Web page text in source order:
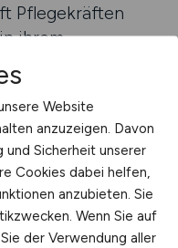
Pflegekräften
ihrem
Der
verschiedenen
gewünschten
und
Filteroptionen
nur relevante
die ihren
Website
anzuzeigen. Davon
Sicherheit unserer
Cookies dabei helfen,
anzubieten. Sie
Wenn Sie auf
der Verwendung aller